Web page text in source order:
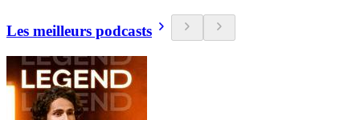
Les meilleurs podcasts